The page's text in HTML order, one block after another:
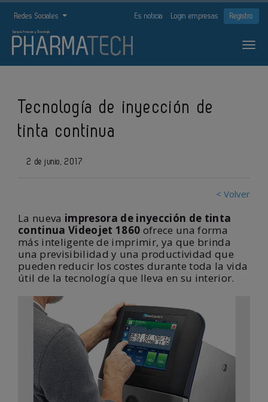
Redes Sociales Es noticia Login empresas Registro
Tecnología de inyección de
tinta continua
2 de junio, 2017
< Volver
La nueva impresora de inyección de tinta
continua Videojet 1860 ofrece una forma
más inteligente de imprimir, ya que brinda
una previsibilidad y una productividad que
pueden reducir los costes durante toda la vida
útil de la tecnología que lleva en su interior.